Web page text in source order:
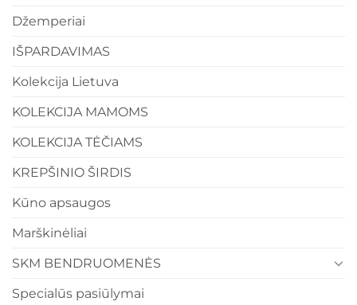
Džemperiai
IŠPARDAVIMAS
Kolekcija Lietuva
KOLEKCIJA MAMOMS
KOLEKCIJA TĖČIAMS
KREPŠINIO ŠIRDIS
Kūno apsaugos
Marškinėliai
SKM BENDRUOMENĖS
Specialūs pasiūlymai